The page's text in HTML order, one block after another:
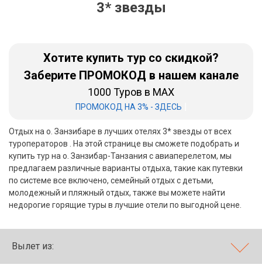
3* звезды
Хотите купить тур со скидкой?
Заберите ПРОМОКОД в нашем канале
1000 Туров в MAX
ПРОМОКОД НА 3% - ЗДЕСЬ
Отдых на о. Занзибаре в лучших отелях 3* звезды от всех
туроператоров . На этой странице вы сможете подобрать и
купить тур на о. Занзибар-Танзания с авиаперелетом, мы
предлагаем различные варианты отдыха, такие как путевки
по системе все включено, семейный отдых с детьми,
молодежный и пляжный отдых, также вы можете найти
недорогие горящие туры в лучшие отели по выгодной цене.
Вылет из:
Хайнань
Занзибар
Абхазия
Большой Сочи
Кав Мин Воды
Экскурсионные туры